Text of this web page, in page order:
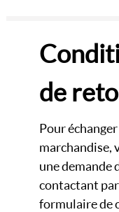
de
Pour
marchandise,
une demande
contactant
formulaire de